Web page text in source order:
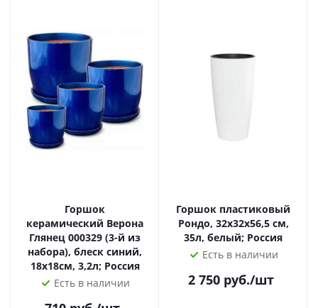
Горшок
керамический Верона
Глянец 000329 (3-й из
набора), блеск синий,
18х18см, 3,2л; Россия
Есть в наличии
Горшок пластиковый
Рондо, 32х32х56,5 см,
35л, белый; Россия
Есть в наличии
2 750руб./шт